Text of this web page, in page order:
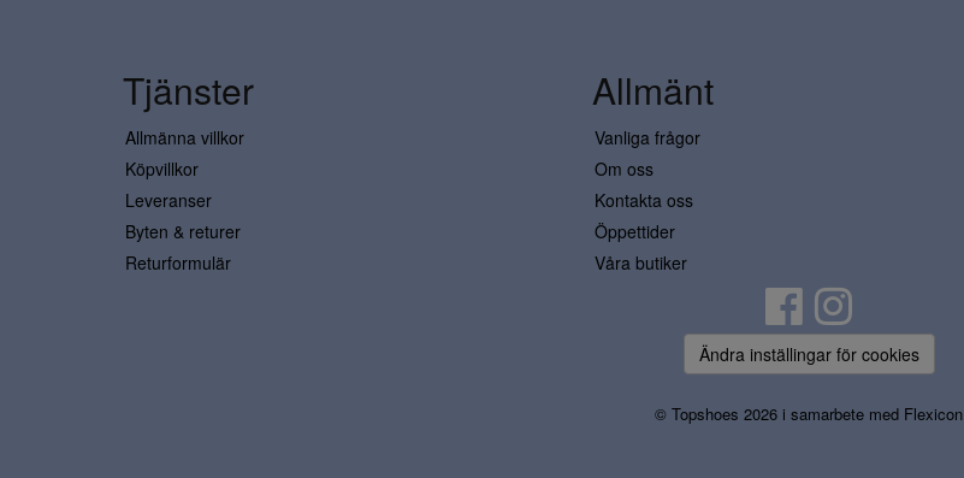
Tjänster
Allmänna villkor
Köpvillkor
Leveranser
Byten & returer
Returformulär
Allmänt
Vanliga frågor
Om oss
Kontakta oss
Öppettider
Våra butiker
Ändra inställingar för cookies
© Topshoes 2026 i samarbete med Flexicon